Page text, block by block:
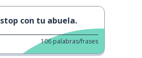
con tu abuela.
106 palabras/frases